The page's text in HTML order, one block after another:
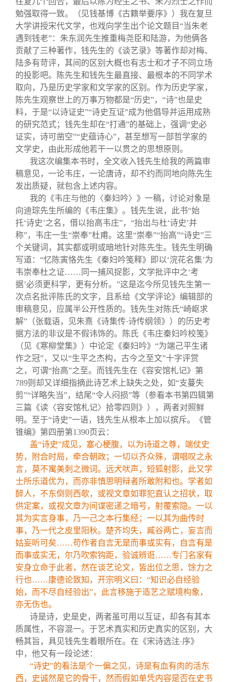
勉强取得一致。（见钱基博《古籍举要序》）我在复旦
大学讲授宋代文学，也戏向学生出个论文题目“当朱老
遇到钱老”：朱东润先生推重梅尧臣和陆游，为他俩各
贡献了三种著作，钱先生的《谈艺录》等著作却对梅、
陆多有苛评，其间的区别大概也有志士和才子不同立场
的投影吧。陈先生和钱先生最直接、最根本的不同学术
取向，乃是历史学家和文学家的区别。作为历史学家，
陈先生观察世上的万事万物都是“历史”，“诗”也是史
料，于是“以诗证史”“诗史互证”成为他倡导并运用成熟
的研究范式；钱先生却在“打通”的基础上，强调“史必
证实，诗可凿空”“史蕴诗心”，甚至想写一部哲学家的
文学史，由此形成他若干一以贯之的思想原则。
我这次编集本书时，全文收入钱先生给我的两篇审
稿意见，一论韦庄，一论唐诗，却不约而同地向陈先生
发出质疑，就包含上述内容。
我的《韦庄与他的〈秦妇吟〉》一稿，讨论对象是
向迪琮先生所编的《韦庄集》。钱先生说，此书“始
托‘诗史’之名，借以抬高韦庄”，“抬出与杜‘诗史’并
称”，韦庄一生“崇奉”杜甫。这里“崇奉”“抬高”“诗史”三
个关键词，其实都或明或暗地针对陈先生。钱先生明确
写道：“忆陈寅恪先生《秦妇吟笺释》即以‘浣花名集’为
韦崇奉杜之证……同一捕风捉影，文学批评中之‘考
据’必须更科学，更有分析。”这是迄今所见钱先生第一
次点名批评陈氏的文字，且系给《文学评论》编辑部的
审稿意见，应属半公开性质的。钱先生对陈氏“崎岖求
解”（张载语，见朱熹《诗集传·诗传纲领》）的历史考
据方法的非议是不假讳饰的。陈氏《韦庄秦妇吟校笺》
（见《寒柳堂集》）中论定《秦妇吟》“为端己平生诸
作之冠”，又以“生平之杰构，古今之至文”十字评赏
之，可谓“抬高”之至。而钱先生在《容安馆札记》第
789则却又详细指摘此诗艺术上缺失之处，如“支蔓失
剪”“详略失当”，结尾“令人闷损”等（参看本书第四辑第
三篇《读〈容安馆札记〉拾零四则》），两者对照鲜
明。至于“诗史”一语，钱先生从根本上加以摈斥。《管
锥编》第四册第1390页云：
盖“诗史”成见，塞心梗腹，以为诗道之尊，端仗史
势，附合时局，牵合朝政；一切以齐众殊，谓唱叹之永
言，莫不寓美刺之微词。远犬吠声，短狐射影，此又学
士所乐道优为，而亦非慎思明辩者所敢附和也。学者如
醉人，不东倒则西欹，或视文章如罪犯直认之招状，取
供定案，或视文章为间谍密递之暗号，射覆索隐。一以
其为实言身事，乃一己之本行集经；一以其为曲传时
事，乃一代之皮里阳秋。楚齐均失，臧谷两亡，妄言而
姑妄听可矣……苟作者自言无是而事或实有，自言有是
而事或实无，尔乃吹索钩距，验诚辨诳……专门名家有
安身立命于此者，然在谈艺论文，皆出位之思，馀力之
行也……康德论致知，开宗明义曰：“知识必自经验
始，而不尽自经验出”，此言移施于造艺之赋境构象，
亦无伤也。
诗是诗，史是史，两者虽可用以互证，却各有其本
质属性，不容混一。于艺术真实和历史真实的区别，大
畅其旨，具见钱先生着眼所在。在《宋诗选注·序》
中，他又有一段论述：
“诗史”的看法是个一偏之见，诗是有血有肉的活东
西，史诚然是它的骨干，然而假如单凭内容是否在史书